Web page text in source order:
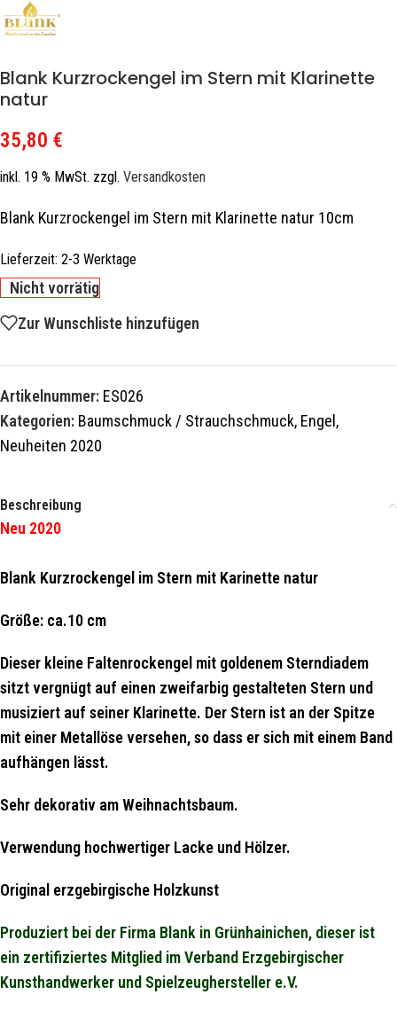
Blank Kurzrockengel im Stern mit Klarinette
natur
35,80 €
inkl. 19 % MwSt. zzgl. Versandkosten
Blank Kurzrockengel im Stern mit Klarinette natur 10cm
Lieferzeit: 2-3 Werktage
Nicht vorrätig
Zur Wunschliste hinzufügen
Artikelnummer: ES026
Kategorien: Baumschmuck / Strauchschmuck, Engel ,
Neuheiten 2020
Beschreibung
Neu 2020
Blank Kurzrockengel im Stern mit Karinette natur
Größe: ca.10 cm
Dieser kleine Faltenrockengel mit goldenem Sterndiadem
sitzt vergnügt auf einen zweifarbig gestalteten Stern und
musiziert auf seiner Klarinette. Der Stern ist an der Spitze
mit einer Metallöse versehen, so dass er sich mit einem Band
aufhängen lässt.
Sehr dekorativ am Weihnachtsbaum.
Verwendung hochwertiger Lacke und Hölzer.
Original erzgebirgische Holzkunst
Produziert bei der Firma Blank in Grünhainichen, dieser ist
ein zertifiziertes Mitglied im Verband Erzgebirgischer
Kunsthandwerker und Spielzeughersteller e.V.